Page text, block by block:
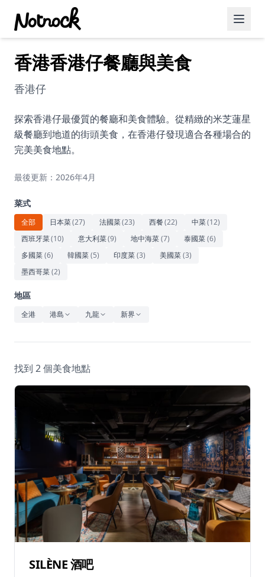
精選活動
博客文章
約會好去處
美食佳餚
運動
藝術文化
休閒
音樂
香港香港仔餐廳與美食
香港仔
探索香港仔最優質的餐廳和美食體驗。從精緻的米芝蓮星
級餐廳到地道的街頭美食，在香港仔發現適合各種場合的
完美美食地點。
最後更新：2026年4月
菜式
全部 日本菜(27) 法國菜(23) 西餐(22) 中菜(12)
西班牙菜(10) 意大利菜(9) 地中海菜(7) 泰國菜(6)
多國菜(6) 韓國菜(5) 印度菜(3) 美國菜(3)
墨西哥菜(2)
地區
全港 港島 九龍 新界
找到 2 個美食地點
SILÈNE 酒吧